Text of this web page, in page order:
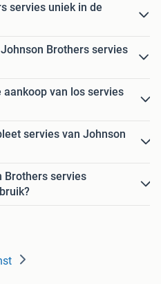
servies uniek in de
Brothers servies
van los servies
servies van Johnson
Brothers servies